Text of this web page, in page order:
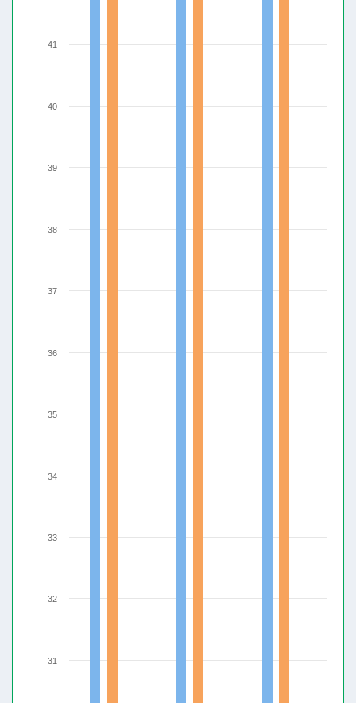
31
32
33
34
35
36
37
38
39
40
41